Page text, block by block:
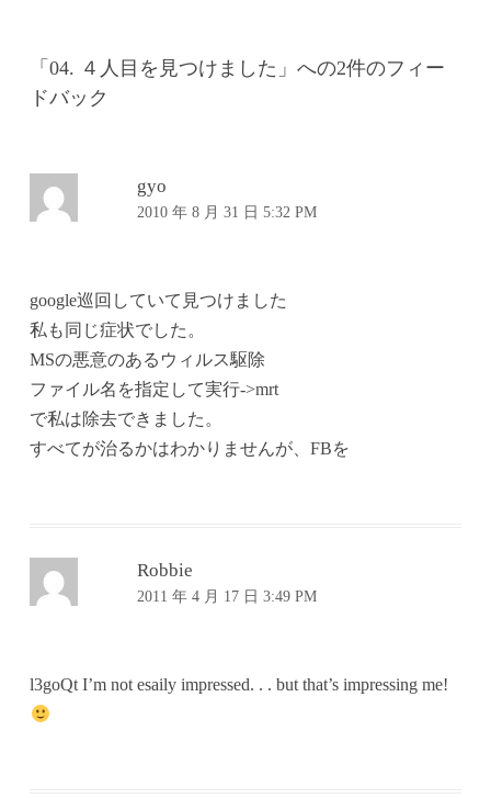
「04. ４人目を見つけました 」への2件のフィー
ドバック
gyo
2010 年 8 月 31 日 5:32 PM
google巡回していて見つけました
私も同じ症状でした。
MSの悪意のあるウィルス駆除
ファイル名を指定して実行->mrt
で私は除去できました。
すべてが治るかはわかりませんが、FBを
Robbie
2011 年 4 月 17 日 3:49 PM
l3goQt I’m not esaily impressed. . . but that’s impressing me!